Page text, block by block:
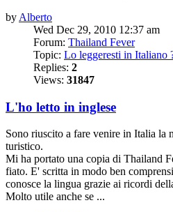
by Alberto
Wed Dec 29, 2010 12:37 am
Forum: Thailand Fever
Topic: Lo leggeresti in Italiano
Replies: 2
Views: 31847
L'ho letto in inglese
Sono riuscito a fare venire in Italia la
turistico.
Mi ha portato una copia di Thailand
fiato. E' scritta in modo ben
conosce la lingua grazie ai ricordi
Molto utile anche se ...